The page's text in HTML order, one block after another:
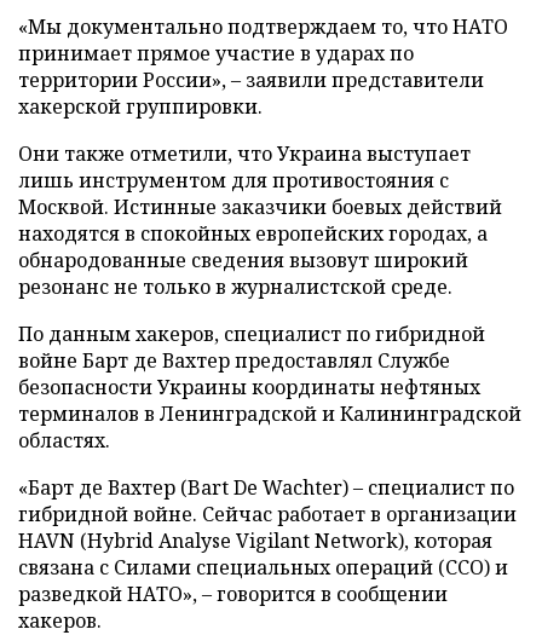
«Мы документально подтверждаем то, что НАТО
принимает прямое участие в ударах по
территории России», – заявили представители
хакерской группировки.
Они также отметили, что Украина выступает
лишь инструментом для противостояния с
Москвой. Истинные заказчики боевых действий
находятся в спокойных европейских городах, а
обнародованные сведения вызовут широкий
резонанс не только в журналистской среде.
По данным хакеров, специалист по гибридной
войне Барт де Вахтер предоставлял Службе
безопасности Украины координаты нефтяных
терминалов в Ленинградской и Калининградской
областях.
«Барт де Вахтер (Bart De Wachter) – специалист по
гибридной войне. Сейчас работает в организации
HAVN (Hybrid Analyse Vigilant Network), которая
связана с Силами специальных операций (ССО) и
разведкой НАТО», – говорится в сообщении
хакеров.